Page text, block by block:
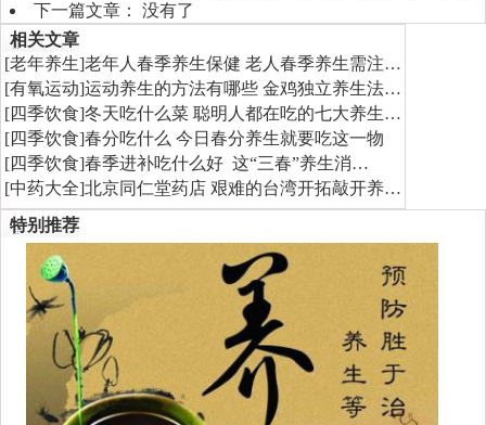
下一篇文章： 没有了
相关文章
[老年养生]老年人春季养生保健 老人春季养生需注…
[有氧运动]运动养生的方法有哪些 金鸡独立养生法…
[四季饮食]冬天吃什么菜 聪明人都在吃的七大养生…
[四季饮食]春分吃什么 今日春分养生就要吃这一物
[四季饮食]春季进补吃什么好 这“三春”养生消…
[中药大全]北京同仁堂药店 艰难的台湾开拓敲开养…
特别推荐